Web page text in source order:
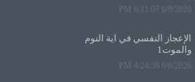
6/8/2026 6:11:07 PM
الإعجاز النفسي في آية النوم
والموت1
6/6/2026 4:24:58 PM